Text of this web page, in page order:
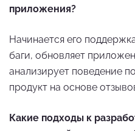
приложения?
Начинается его
баги, обновляет
анализирует поведение
продукт на основе
Какие подходы к